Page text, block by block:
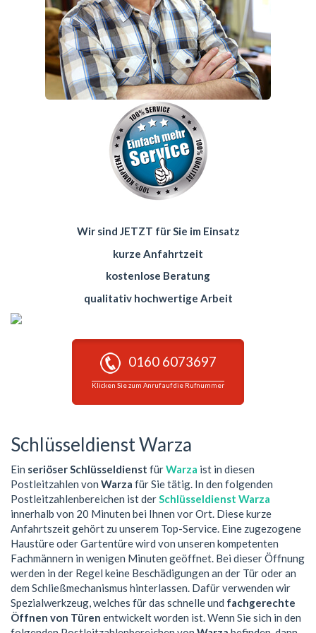
Wir sind JETZT für Sie im Einsatz
kurze Anfahrtzeit
kostenlose Beratung
qualitativ hochwertige Arbeit
0160 6073697
Klicken Sie zum Anruf auf die Rufnummer
Schlüsseldienst Warza
Ein seriöser Schlüsseldienst fürWarza ist in diesen
Postleitzahlen von Warza für Sie tätig. In den folgenden
Postleitzahlenbereichen ist derSchlüsseldienst Warza
innerhalb von 20 Minuten bei Ihnen vor Ort. Diese kurze
Anfahrtszeit gehört zu unserem Top-Service. Eine zugezogene
Haustüre oder Gartentüre wird von unseren kompetenten
Fachmännern in wenigen Minuten geöffnet. Bei dieser Öffnung
werden in der Regel keine Beschädigungen an der Tür oder an
dem Schließmechanismus hinterlassen. Dafür verwenden wir
Spezialwerkzeug, welches für das schnelle und fachgerechte
Öffnen von Türen entwickelt worden ist. Wenn Sie sich in den